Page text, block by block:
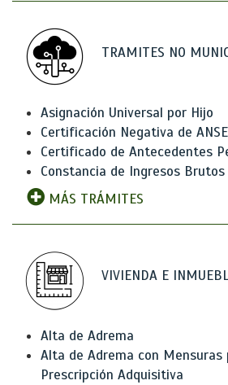
TRAMITES NO
Asignación Universal por Hijo
Certificación Negativa de
Certificado de Antecedentes
Constancia de Ingresos Brutos
MÁS TRÁMITES
VIVIENDA E
Alta de Adrema
Alta de Adrema con Mensuras
Prescripción Adquisitiva